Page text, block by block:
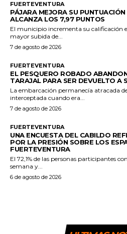
FUERTEVENTURA
PÁJARA MEJORA SU
ALCANZA LOS 7,97 PUNTOS
El municipio incrementa su calificación
mayor subida de...
7 de agosto de 2026
FUERTEVENTURA
EL PESQUERO ROBADO
TARAJAL PARA SER DEVUELTO A
La embarcación permanecía atracada
interceptada cuando era...
7 de agosto de 2026
FUERTEVENTURA
UNA ENCUESTA DEL CABILDO
POR LA PRESIÓN SOBRE LOS
FUERTEVENTURA
El 72,1% de las personas participantes
semana y...
6 de agosto de 2026